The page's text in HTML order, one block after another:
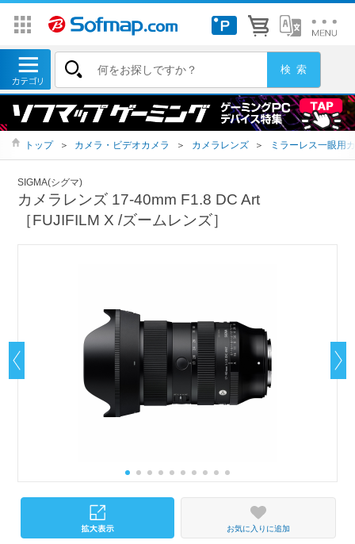
トップ ＞ カメラ・ビデオカメラ ＞ カメラレンズ ＞ ミラーレス一眼用
SIGMA(シグマ)
カメラレンズ 17-40mm F1.8 DC Art
［FUJIFILM X /ズームレンズ］
お気に入りに追加